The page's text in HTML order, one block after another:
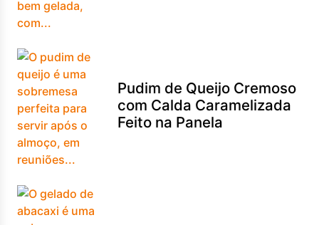
Pudim de Queijo Cremoso
com Calda Caramelizada
Feito na Panela